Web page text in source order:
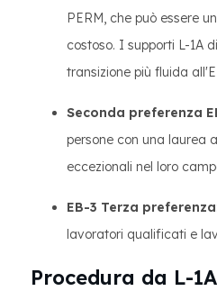
PERM, che può essere
costoso. I supporti L-1A
transizione più fluida
Seconda preferenza
persone con una laurea
eccezionali nel loro
EB-3 Terza preferenza
lavoratori qualificati e
Procedura da L-